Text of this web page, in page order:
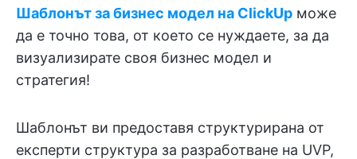
Шаблонът за бизнес модел на ClickUp може
да е точно това, от което се нуждаете, за да
визуализирате своя бизнес модел и
стратегия!
Шаблонът ви предоставя структурирана от
експерти структура за разработване на UVP,